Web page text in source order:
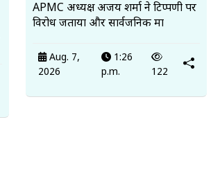
APMC अध्यक्ष अजय शर्मा ने टिप्पणी पर
विरोध जताया और सार्वजनिक मा
Aug. 7,
2026
1:26
p.m.
122